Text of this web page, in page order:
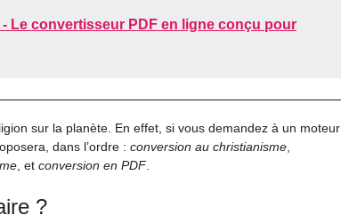
- Le convertisseur PDF en ligne conçu pour
sur la planète. En effet, si vous demandez à un moteur
dans l’ordre : conversion au christianisme,
, et conversion en PDF.
?